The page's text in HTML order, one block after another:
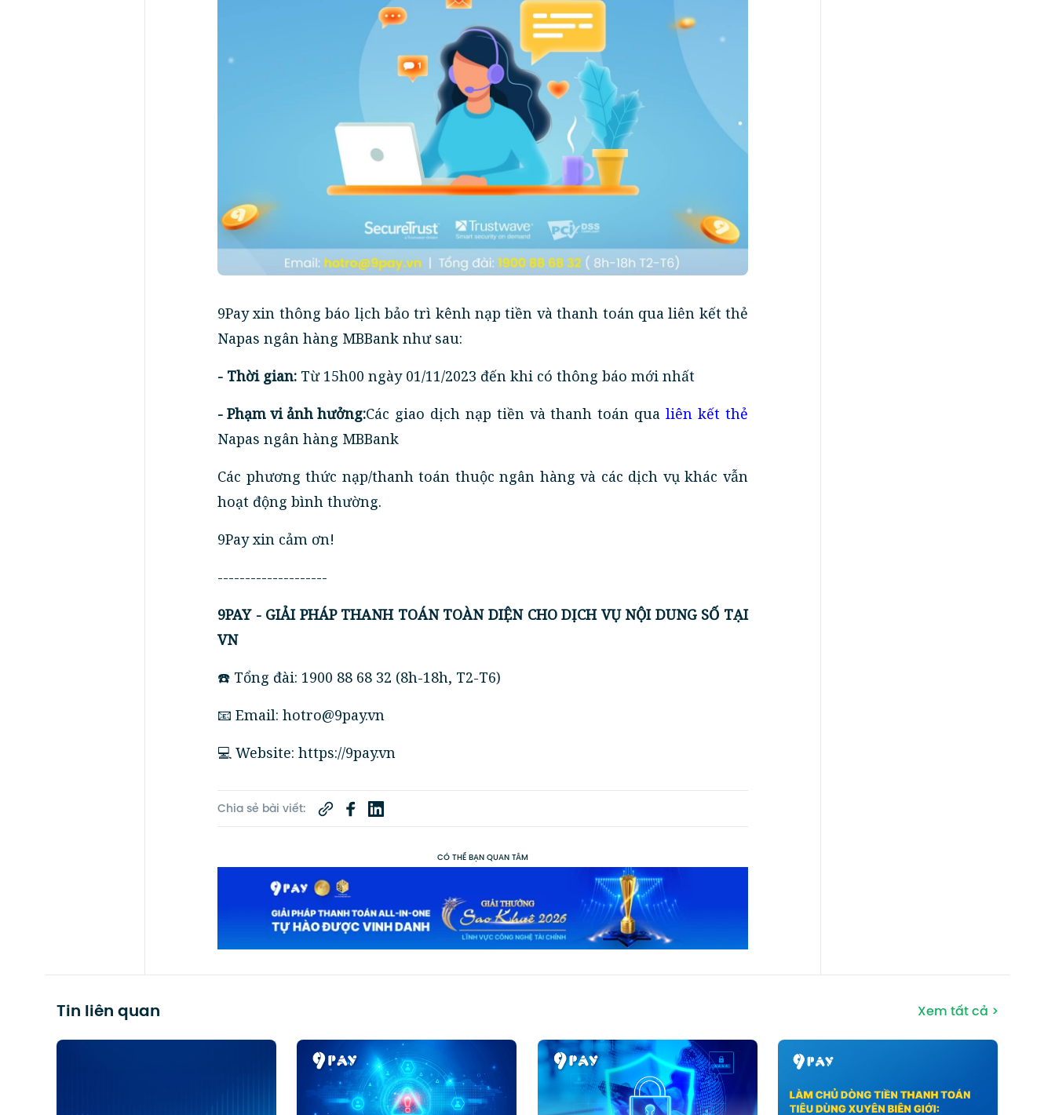
9Pay xin thông báo lịch bảo trì kênh nạp tiền và thanh toán qua liên kết thẻ
Napas ngân hàng MBBank như sau:
- Thời gian: Từ 15h00 ngày 01/11/2023 đến khi có thông báo mới nhất
- Phạm vi ảnh hưởng:Các giao dịch nạp tiền và thanh toán qualiên kết thẻ
Napas ngân hàng MBBank
Các phương thức nạp/thanh toán thuộc ngân hàng và các dịch vụ khác vẫn
hoạt động bình thường.
9Pay xin cảm ơn!
--------------------
9PAY - GIẢI PHÁP THANH TOÁN TOÀN DIỆN CHO DỊCH VỤ NỘI DUNG SỐ TẠI
VN
☎️ Tổng đài: 1900 88 68 32 (8h-18h, T2-T6)
📧 Email: hotro@9pay.vn
💻 Website: https://9pay.vn
Chia sẻ bài viết:
CÓ THỂ BẠN QUAN TÂM
Tin liên quan Xem tất cả >